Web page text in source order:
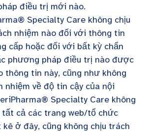
điều trị mới nào.
Specialty Care không chịu
nhiệm nào đối với thông tin
cấp hoặc đối với bất kỳ chẩn
phương pháp điều trị nào được
thông tin này, cũng như không
nhiệm về độ tin cậy của nội
Specialty Care không
tất cả các trang web/tổ chức
ở đây, cũng không chịu trách